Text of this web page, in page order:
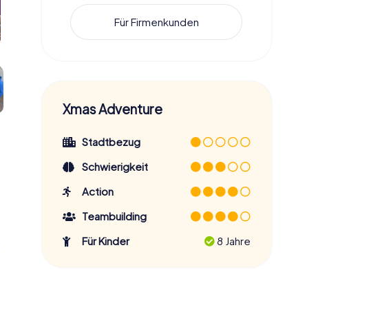
Für Firmenkunden
Xmas Adventure
Stadtbezug
Schwierigkeit
Action
Teambuilding
Für Kinder
8 Jahre